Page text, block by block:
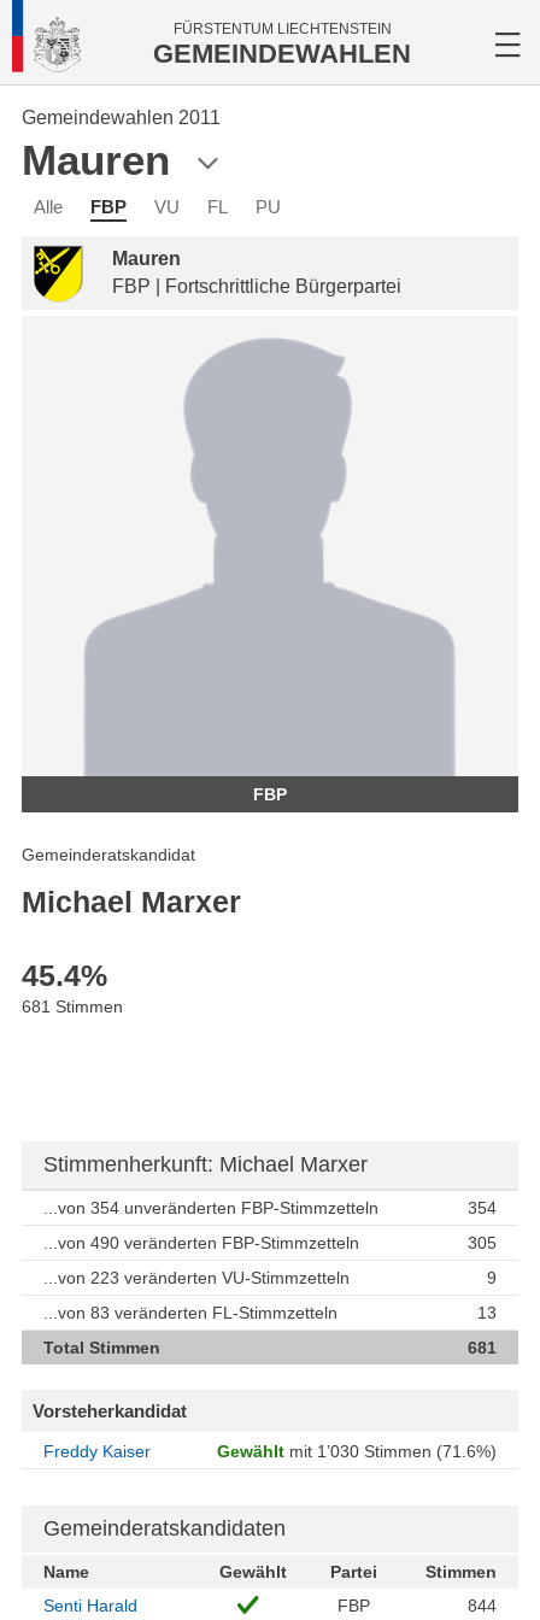
FÜRSTENTUM LIECHTENSTEIN
GEMEINDEWAHLEN
Gemeindewahlen 2011
Mauren
Alle FBP VU FL PU
Mauren
FBP | Fortschrittliche Bürgerpartei
FBP
Gemeinderatskandidat
Michael Marxer
45.4%
681 Stimmen
Stimmenherkunft: Michael Marxer
...von 354 unveränderten FBP-Stimmzetteln
354
...von 490 veränderten FBP-Stimmzetteln
305
...von 223 veränderten VU-Stimmzetteln
9
...von 83 veränderten FL-Stimmzetteln
13
Total Stimmen
681
Vorsteherkandidat
Freddy Kaiser Gewählt mit 1’030 Stimmen (71.6%)
Gemeinderatskandidaten
Name Gewählt Partei
Stimmen
Senti Harald
FBP 844